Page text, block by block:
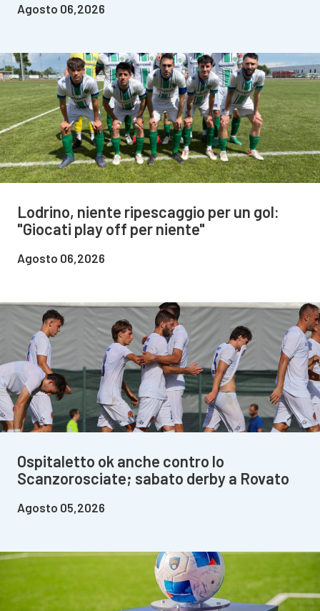
Agosto 06,2026
Lodrino, niente ripescaggio per un gol:
"Giocati play off per niente"
Agosto 06,2026
Ospitaletto ok anche contro lo
Scanzorosciate; sabato derby a Rovato
Agosto 05,2026